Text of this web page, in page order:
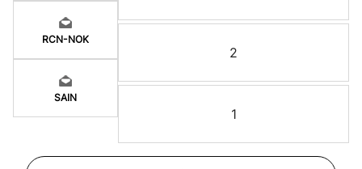
RCN-NOK
SAIN
2
1